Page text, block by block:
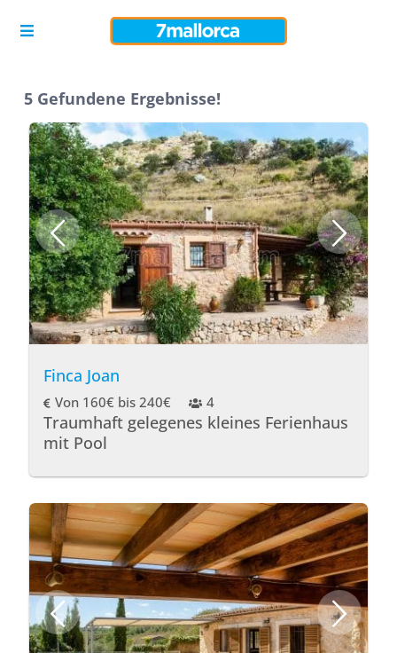
5 Gefundene Ergebnisse!
Finca Joan
Von 160€ bis 240€ 4
Traumhaft gelegenes kleines Ferienhaus
mit Pool